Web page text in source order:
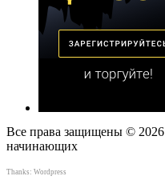
Все права защищены © 2026
начинающих
Thanks: Wordpress